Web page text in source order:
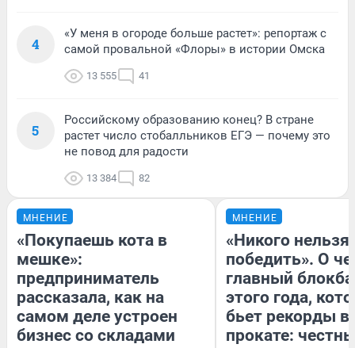
4
«У меня в огороде больше растет»: репортаж с
самой провальной «Флоры» в истории Омска
13 555 41
5
Российскому образованию конец? В стране
растет число стобалльников ЕГЭ — почему это
не повод для радости
13 384 82
МНЕНИЕ
«Покупаешь кота в
мешке»:
предприниматель
рассказала, как на
самом деле устроен
бизнес со складами
МНЕНИЕ
«Никого нельзя
победить». О
главный
этого года,
бьет рекорды в
прокате: